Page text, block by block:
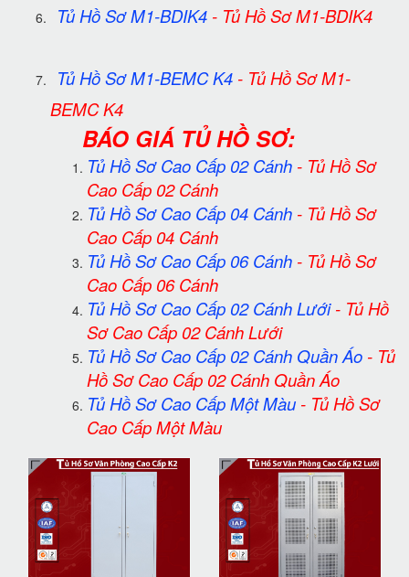
Tủ Hồ Sơ M1-BDIK4 - Tủ Hồ Sơ M1-BDIK4
Tủ Hồ Sơ M1-BEMC K4 - Tủ Hồ Sơ M1-
BEMC K4
BÁO GIÁ TỦ HỒ SƠ:
Tủ Hồ Sơ Cao Cấp 02 Cánh - Tủ Hồ Sơ
Cao Cấp 02 Cánh
Tủ Hồ Sơ Cao Cấp 04 Cánh - Tủ Hồ Sơ
Cao Cấp 04 Cánh
Tủ Hồ Sơ Cao Cấp 06 Cánh - Tủ Hồ Sơ
Cao Cấp 06 Cánh
Tủ Hồ Sơ Cao Cấp 02 Cánh Lưới- Tủ Hồ
Sơ Cao Cấp 02 Cánh Lưới
Tủ Hồ Sơ Cao Cấp 02 Cánh Quần Áo - Tủ
Hồ Sơ Cao Cấp 02 Cánh Quần Áo
Tủ Hồ Sơ Cao Cấp Một Màu - Tủ Hồ Sơ
Cao Cấp Một Màu